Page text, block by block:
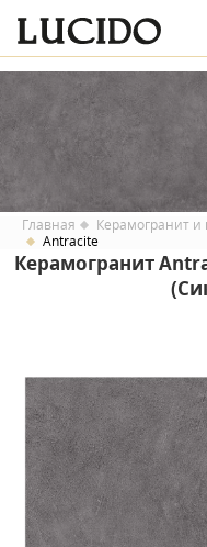
Главная Керамогранит и
Antracite
Керамогранит